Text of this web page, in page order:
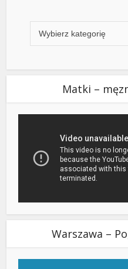
Matki –
Warszawa –